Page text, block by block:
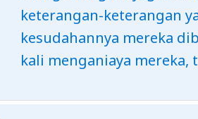
keterangan-keterangan
kesudahannya mereka
kali menganiaya